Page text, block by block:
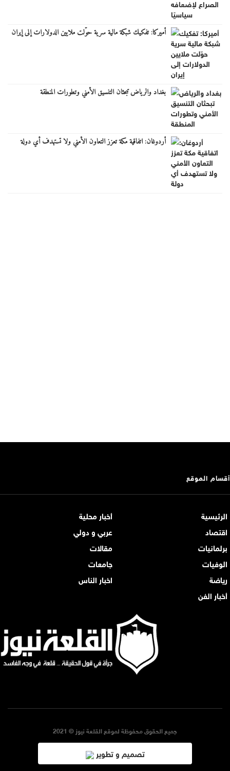
أميركا: تفكيك شبكة مالية سرية حوّلت ملايين الدولارات إلى إيران
بغداد والرياض تبحثان التنسيق الأمني وتطورات المنطقة
أردوغان: اتفاقية مكة تعزز التعاون الأمني ولا تستهدف أي دولة
أقسام الموقع
الرئيسية
أخبار محلية
اقتصاد
عربي و دولي
برلمانيات
مقالات
الوفيات
جامعات
رياضة
اخبار الناس
أخبار الفن
جميع الحقوق محفوظة لموقع القلعة نيوز © 2021
تصميم و تطوير